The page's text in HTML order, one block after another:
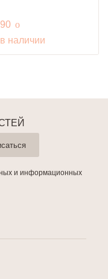
руб.
o
наличии
и информационных